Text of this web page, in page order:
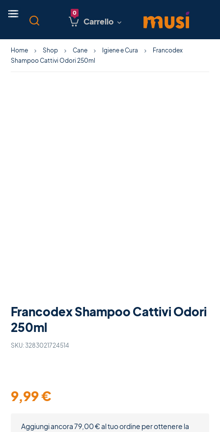
Carrello
Home Shop Cane Igiene e Cura
Francodex
Shampoo Cattivi Odori 250ml
Francodex Shampoo Cattivi Odori
250ml
SKU: 3283021724514
9,99€
Aggiungi ancora79,00€al tuo ordine per ottenere la